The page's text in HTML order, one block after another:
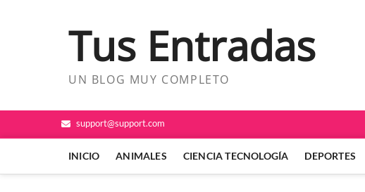
Tus Entradas
UN BLOG MUY COMPLETO
support@support.com
INICIO ANIMALES CIENCIA TECNOLOGÍA DEPORTES